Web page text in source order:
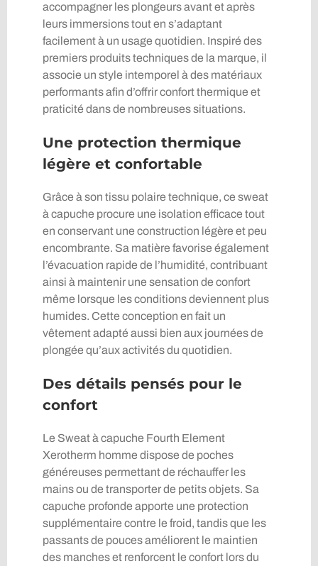
accompagner les plongeurs avant et après
leurs immersions tout en s’adaptant
facilement à un usage quotidien. Inspiré des
premiers produits techniques de la marque, il
associe un style intemporel à des matériaux
performants afin d’offrir confort thermique et
praticité dans de nombreuses situations.
Une protection thermique
légère et confortable
Grâce à son tissu polaire technique, ce sweat
à capuche procure une isolation efficace tout
en conservant une construction légère et peu
encombrante. Sa matière favorise également
l’évacuation rapide de l’humidité, contribuant
ainsi à maintenir une sensation de confort
même lorsque les conditions deviennent plus
humides. Cette conception en fait un
vêtement adapté aussi bien aux journées de
plongée qu’aux activités du quotidien.
Des détails pensés pour le
confort
Le Sweat à capuche Fourth Element
Xerotherm homme dispose de poches
généreuses permettant de réchauffer les
mains ou de transporter de petits objets. Sa
capuche profonde apporte une protection
supplémentaire contre le froid, tandis que les
passants de pouces améliorent le maintien
des manches et renforcent le confort lors du